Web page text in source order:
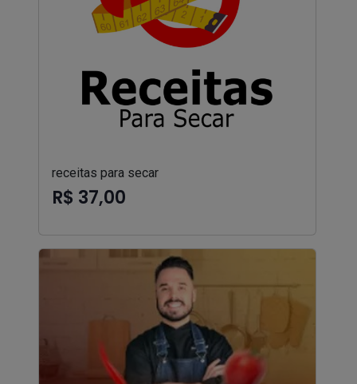
receitas para secar
R$ 37,00